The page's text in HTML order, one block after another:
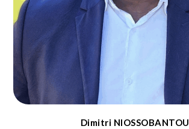
Dimitri NIOSSOBANTOU